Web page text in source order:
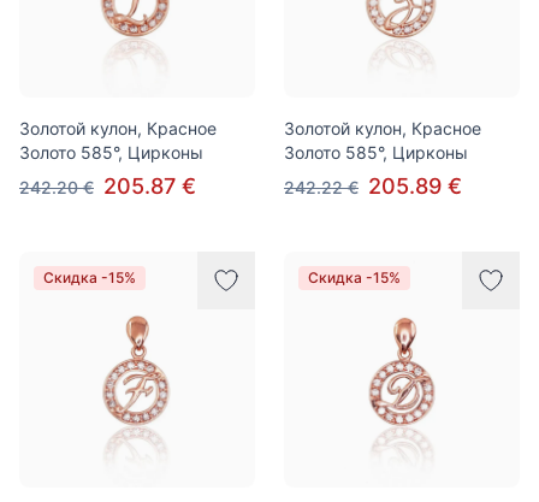
Золотой кулон, Красное
Золото 585°, Цирконы
242.20 € 205.87 €
Золотой кулон, Красное
Золото 585°, Цирконы
242.22 € 205.89 €
Скидка -15% Скидка -15%